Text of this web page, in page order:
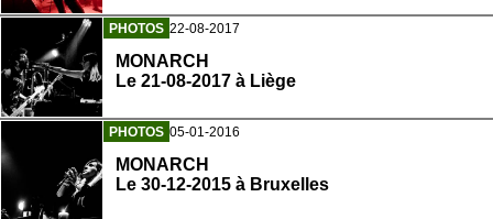
PHOTOS 22-08-2017
MONARCH
Le 21-08-2017 à Liège
PHOTOS 05-01-2016
MONARCH
Le 30-12-2015 à Bruxelles